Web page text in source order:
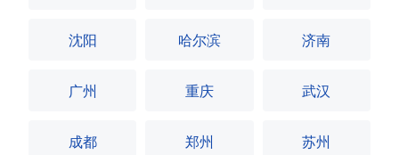
沈阳 哈尔滨 济南
广州 重庆 武汉
成都 郑州 苏州